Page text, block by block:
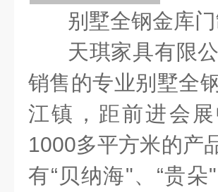
别墅全钢金库门
天琪家具有限
销售的专业别墅全
江镇，距前进会
1000多平方米的产
有“ 贝纳海"、 “贵朵"